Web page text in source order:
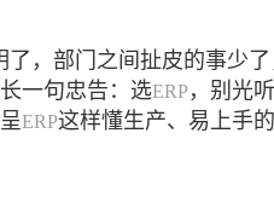
了，部门之间扯皮的事少
一句忠告：选ERP ，别光
ERP这样懂生产、易上手